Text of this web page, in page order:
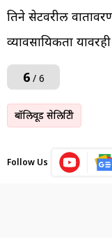
तिने सेटवरील
व्यावसायिकता यावरही
6/ 6
बॉलिवूड सेलिब्रिटी
Follow Us